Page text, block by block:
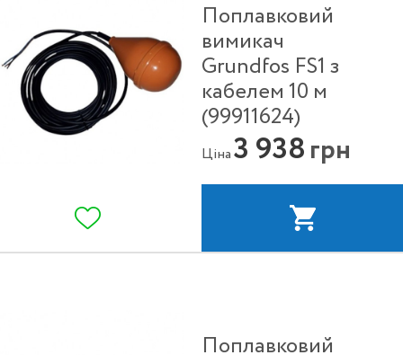
Поплавковий
вимикач
Grundfos FS1 з
кабелем 10 м
(99911624)
Ціна3 938грн
Поплавковий